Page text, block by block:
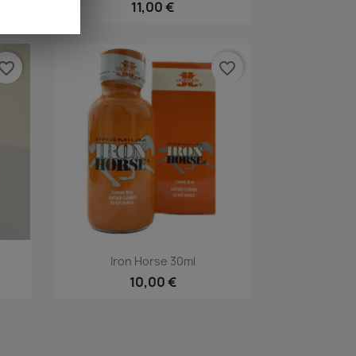
11,00 €
Rýchly náhľad
Iron Horse 30ml
10,00 €
favorite_border